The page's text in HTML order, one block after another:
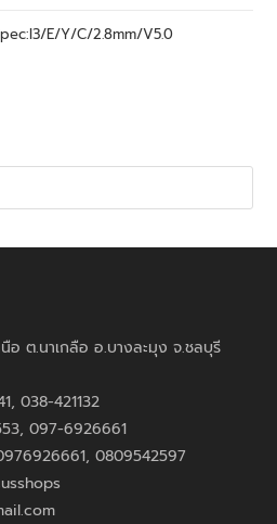
E/Y/C/2.8mm/V5.0
ต.นาเกลือ อ.บางละมุง จ.ชลบุรี
038-421132
097-6926661
0809542597